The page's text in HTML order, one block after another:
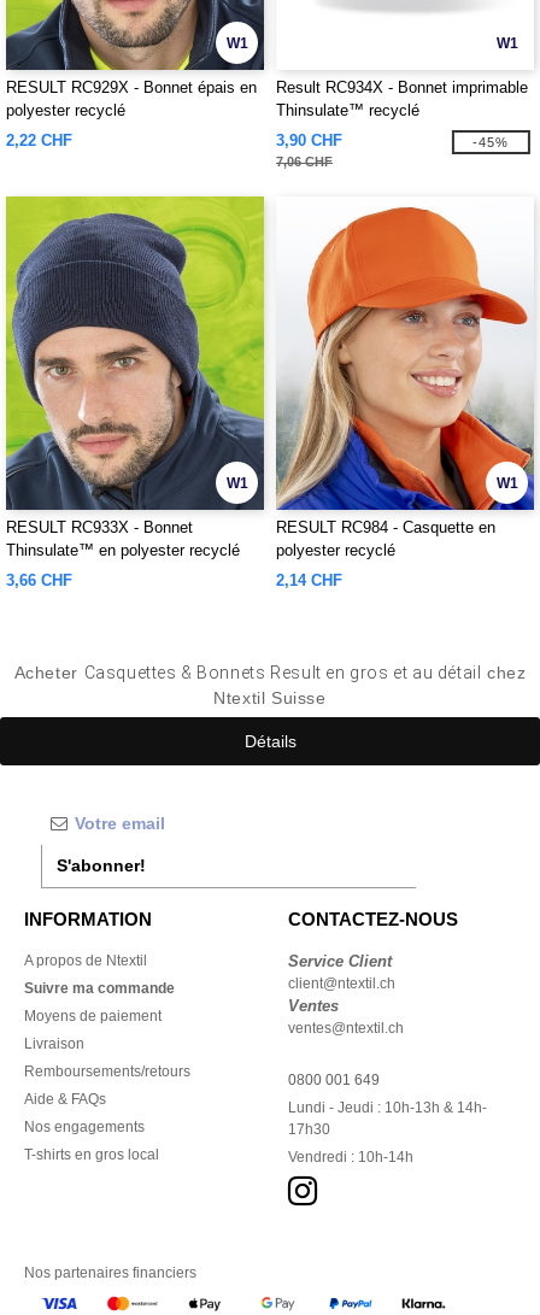
W1
RESULT RC929X - Bonnet épais en
polyester recyclé
2,22 CHF
W1
Result RC934X - Bonnet imprimable
Thinsulate™ recyclé
3,90 CHF
7,06 CHF
-45%
W1
RESULT RC933X - Bonnet
Thinsulate™ en polyester recyclé
3,66 CHF
W1
RESULT RC984 - Casquette en
polyester recyclé
2,14 CHF
Acheter Casquettes & Bonnets Result en gros et au détail
chez
Ntextil Suisse
Détails
S'abonner!
INFORMATION
A propos de Ntextil
Suivre ma commande
Moyens de paiement
Livraison
Remboursements/retours
Aide & FAQs
Nos engagements
T-shirts en gros local
CONTACTEZ-NOUS
Service Client
client@ntextil.ch
Ventes
ventes@ntextil.ch
0800 001 649
Lundi - Jeudi : 10h-13h & 14h-
17h30
Vendredi : 10h-14h
Nos partenaires financiers